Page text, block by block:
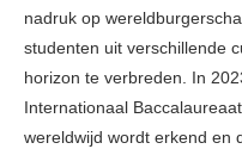
nadruk op
studenten uit verschillende
horizon te verbreden. In
Internationaal
wereldwijd wordt erkend en